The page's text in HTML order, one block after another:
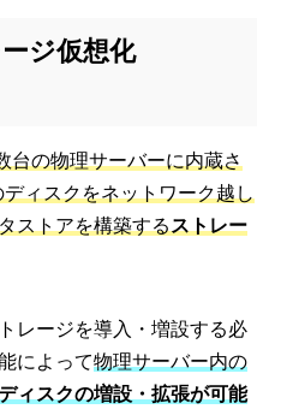
ジ仮想化
台の物理サーバーに内蔵さ
ィスクをネットワーク越し
ストアを構築する ストレー
レージを導入・増設する必
によって物理サーバー内の
ィスクの増設・拡張が可能